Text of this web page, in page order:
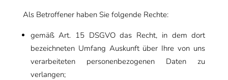
Als Betroffener haben Sie folgende Rechte:
gemäß Art. 15 DSGVO das Recht, in dem dort
bezeichneten Umfang Auskunft über Ihre von uns
verarbeiteten personenbezogenen Daten zu
verlangen;